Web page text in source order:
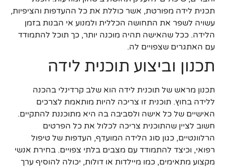
תכנית לידה מפורטת, אשר כוללת את כל ההעדפות והציפיות,
עשויה לשפר את התחושה הכללית ולמנוע אי הבנות בזמן
הלידה. ככל שהאישה תהיה מוכנה יותר, כך תוכל להתמודד
עם האתגרים שצפויים לה.
תכנון וביצוע תוכנית לידה
תכנון מראש של תוכנית לידה הוא שלב קרדינלי בהכנה
ללידה בחוץ. תוכנית זו צריכה להיות מותאמת לצרכים
האישיים של כל אישה ולסביבה בה היא מתוכננת להתקיים.
חשוב לציין שהתוכנית צריכה לכלול את כל הפרטים
הרלוונטיים, כגון סוג הלידה המועדף, העדפות של טיפול
רפואי, וכיצד להתמודד עם מצבים בלתי צפויים. בחירת אנשי
מקצוע מתאימים, כמו מיילדות או דולות, יכולה להוסיף ערך